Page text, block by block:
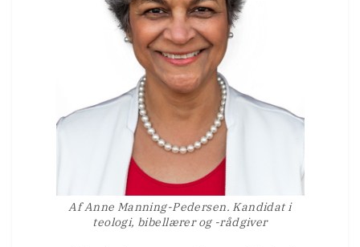
Af Anne Manning-Pedersen. Kandidat i
teologi, bibellærer og -rådgiver